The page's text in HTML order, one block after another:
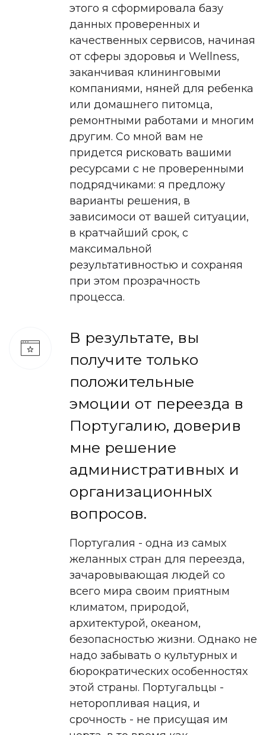
этого я сформировала базу
данных проверенных и
качественных сервисов, начиная
от сферы здоровья и Wellness,
заканчивая клининговыми
компаниями, няней для ребенка
или домашнего питомца,
ремонтными работами и многим
другим. Со мной вам не
придется рисковать вашими
ресурсами с не проверенными
подрядчиками: я предложу
варианты решения, в
зависимоси от вашей ситуации,
в кратчайший срок, с
максимальной
результативностью и сохраняя
при этом прозрачность
процесса.
В результате, вы
получите только
положительные
эмоции от переезда в
Португалию, доверив
мне решение
административных и
организационных
вопросов.
Португалия - одна из самых
желанных стран для переезда,
зачаровывающая людей со
всего мира своим приятным
климатом, природой,
архитектурой, океаном,
безопасностью жизни. Однако не
надо забывать о культурных и
бюрократических особенностях
этой страны. Португальцы -
неторопливая нация, и
срочность - не присущая им